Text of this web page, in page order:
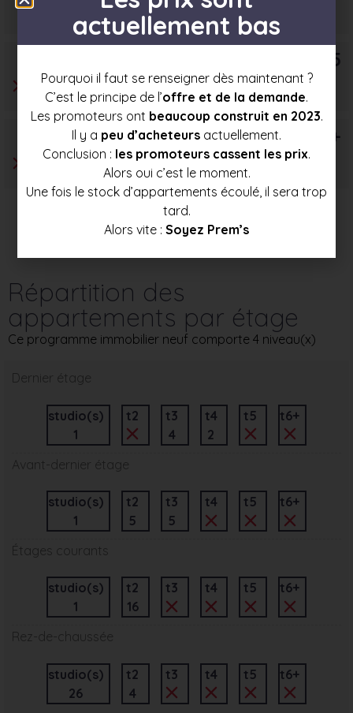
224 500 € 238 500 €
252 000 €
T5
T6+
Répartition des
appartements par étage
Ce programme immobilier neuf comporte 4 niveau(x)
Dernier étage
studio(s)
1
t2
t3
4
t4
2
t5 t6+
Avant-dernier étage
studio(s)
1
t2
5
t3
5
t4 t5 t6+
Étages courants
studio(s)
1
t2
16
t3 t4 t5 t6+
Rez-de-chaussée
studio(s)
26
t2
4
t3 t4 t5 t6+
actuellement bas
Pourquoi il faut se renseigner dès maintenant ?
C’est le principe de l’offre et de la demande.
Les promoteurs ont beaucoup construit en 2023.
Il y a peu d’acheteurs actuellement.
Conclusion : les promoteurs cassent les prix.
Alors oui c’est le moment.
Une fois le stock d’appartements écoulé, il sera trop
tard.
Alors vite : Soyez Prem’s